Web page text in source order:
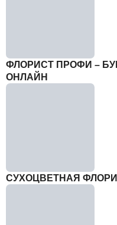
ФЛОРИСТ ПРОФИ –
ОНЛАЙН
СУХОЦВЕТНАЯ